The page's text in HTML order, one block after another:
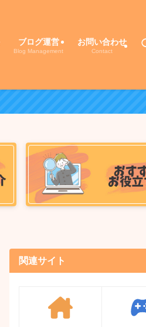
ブログ運営
Blog Management
お問い合わせ
Contact
関連サイト